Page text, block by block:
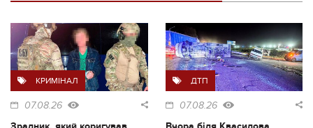
КРИМІНАЛ
07.08.26
ДТП
07.08.26